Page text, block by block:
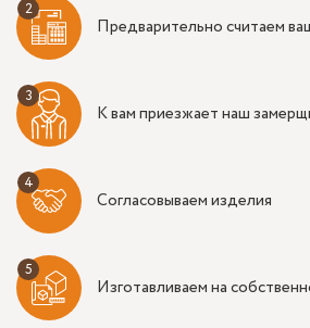
Предварительно считаем
К вам приезжает наш
Согласовываем изделия
Изготавливаем на